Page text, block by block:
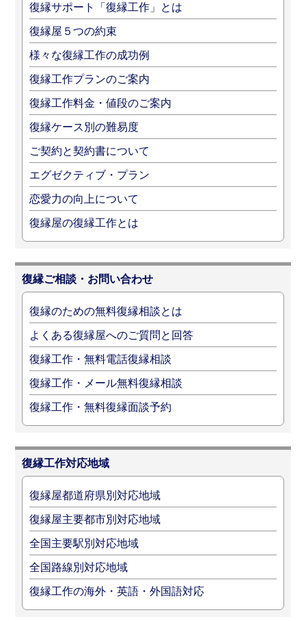
復縁サポート「復縁工作」とは
復縁屋５つの約束
様々な復縁工作の成功例
復縁工作プランのご案内
復縁工作料金・値段のご案内
復縁ケース別の難易度
ご契約と契約書について
エグゼクティブ・プラン
恋愛力の向上について
復縁屋の復縁工作とは
復縁ご相談・お問い合わせ
復縁のための無料復縁相談とは
よくある復縁屋へのご質問と回答
復縁工作・無料電話復縁相談
復縁工作・メール無料復縁相談
復縁工作・無料復縁面談予約
復縁工作対応地域
復縁屋都道府県別対応地域
復縁屋主要都市別対応地域
全国主要駅別対応地域
全国路線別対応地域
復縁工作の海外・英語・外国語対応